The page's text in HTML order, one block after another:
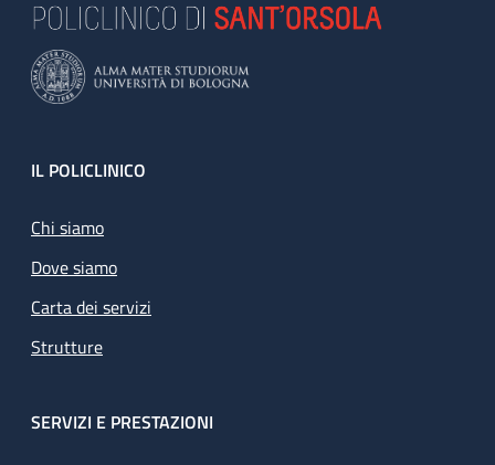
Footer
IL POLICLINICO
Chi siamo
Dove siamo
Carta dei servizi
Strutture
SERVIZI E PRESTAZIONI